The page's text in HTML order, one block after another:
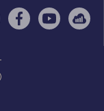
Facebook
YouTube